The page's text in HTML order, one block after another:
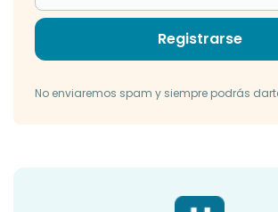
Registrarse
No enviaremos spam y siempre podrás